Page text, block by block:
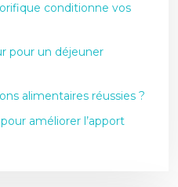
conditionne vos
pour un déjeuner
alimentaires réussies ?
améliorer l’apport